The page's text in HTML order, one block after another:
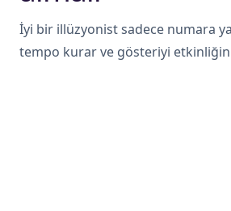
İyi bir illüzyonist sadece numara
tempo kurar ve gösteriyi etkinliğin